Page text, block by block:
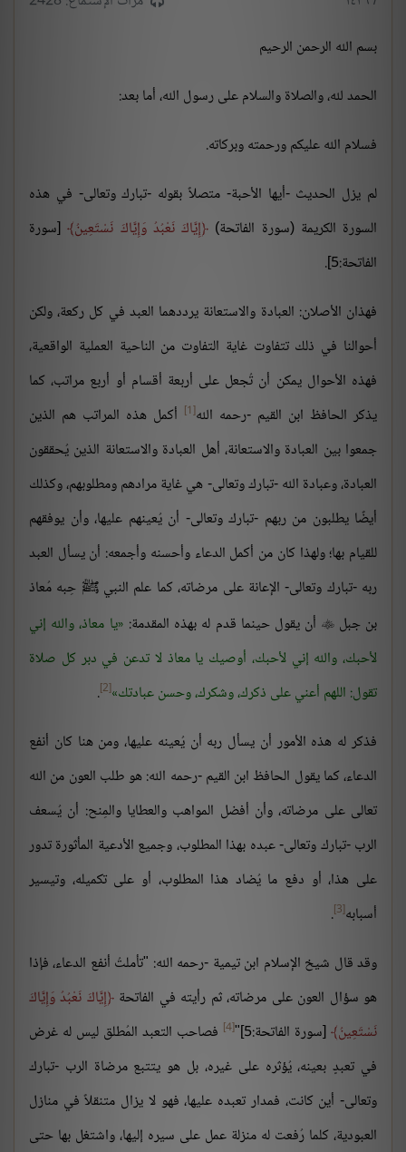
بسم الله الرحمن الرحيم
الحمد لله، والصلاة والسلام على رسول الله، أما بعد:
فسلام الله عليكم ورحمته وبركاته.
لم يزل الحديث -أيها الأحبة- متصلاً بقوله -تبارك وتعالى- في هذه
السورة الكريمة (سورة الفاتحة)
إِيَّاكَ نَعْبُدُ وَإِيَّاكَ نَسْتَعِينُ [سورة
الفاتحة:5].
فهذان الأصلان: العبادة والاستعانة يرددهما العبد في كل ركعة، ولكن
أحوالنا في ذلك تتفاوت غاية التفاوت من الناحية العملية الواقعية،
فهذه الأحوال يمكن أن تُجعل على أربعة أقسام أو أربع مراتب، كما
يذكر الحافظ ابن القيم -رحمه الله[1]
أكمل هذه المراتب هم الذين
جمعوا بين العبادة والاستعانة، أهل العبادة والاستعانة الذين يُحققون
العبادة، وعبادة الله -تبارك وتعالى- هي غاية مرادهم ومطلوبهم، وكذلك
أيضًا يطلبون من ربهم -تبارك وتعالى- أن يُعينهم عليها، وأن يوفقهم
للقيام بها؛ ولهذا كان من أكمل الدعاء وأحسنه وأجمعه: أن يسأل العبد
ربه -تبارك وتعالى- الإعانة على مرضاته، كما علم النبي ﷺ حِبه مُعاذ
بن جبل أن يقول حينما قدم له بهذه المقدمة: يا معاذ، والله إني
لأحبك، والله إني لأحبك، أوصيك يا معاذ لا تدعن في دبر كل صلاة
تقول: اللهم أعني على ذكرك، وشكرك، وحسن عبادتك [2]
.
فذكر له هذه الأمور أن يسأل ربه أن يُعينه عليها، ومن هنا كان أنفع
الدعاء، كما يقول الحافظ ابن القيم -رحمه الله: هو طلب العون من الله
تعالى على مرضاته، وأن أفضل المواهب والعطايا والمِنح: أن يُسعف
الرب -تبارك وتعالى- عبده بهذا المطلوب، وجميع الأدعية المأثورة تدور
على هذا، أو دفع ما يُضاد هذا المطلوب، أو على تكميله، وتيسير
أسبابه[3]
.
وقد قال شيخ الإسلام ابن تيمية -رحمه الله: "تأملتُ أنفع الدعاء، فإذا
هو سؤال العون على مرضاته، ثم رأيته في الفاتحة إِيَّاكَ نَعْبُدُ وَإِيَّاكَ
نَسْتَعِينُ [سورة الفاتحة:5]" [4]
فصاحب التعبد المُطلق ليس له غرض
في تعبدٍ بعينه، يُؤثره على غيره، بل هو يتتبع مرضاة الرب -تبارك
وتعالى- أين كانت، فمدار تعبده عليها، فهو لا يزال متنقلاً في منازل
العبودية، كلما رُفعت له منزلة عمل على سيره إليها، واشتغل بها حتى